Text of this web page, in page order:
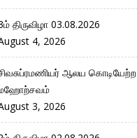
திருவிழா 03.08.2026
4, 2026
ஆலய கொடியேற்ற
3, 2026